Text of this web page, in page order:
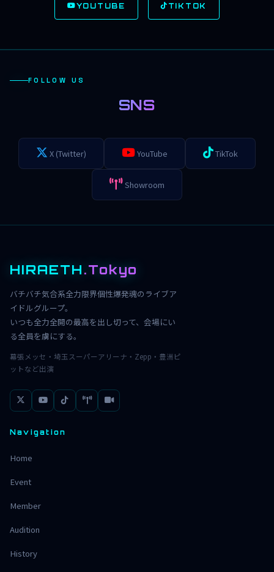
YOUTUBE TIKTOK
FOLLOW US
SNS
X (Twitter) YouTube TikTok
Showroom
HIRAETH.Tokyo
バチバチ気合系全力限界個性爆発魂のライブア
イドルグループ。
いつも全力全開の最高を出し切って、会場にい
る全員を虜にする。
幕張メッセ・埼玉スーパーアリーナ・Zepp・豊洲ピ
ットなど出演
Navigation
Home
Event
Member
Audition
History